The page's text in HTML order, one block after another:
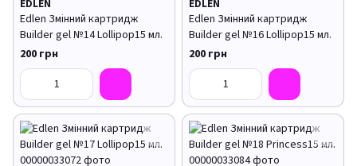
EDLEN
Edlen Змінний картридж
Builder gel №14 Lollipop15 мл.
200 грн
EDLEN
Edlen Змінний картридж
Builder gel №16 Lollipop15 мл.
200 грн